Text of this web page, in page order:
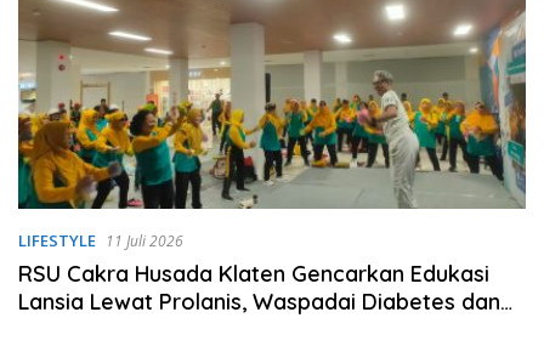
LIFESTYLE 11 Juli 2026
RSU Cakra Husada Klaten Gencarkan Edukasi
Lansia Lewat Prolanis, Waspadai Diabetes dan